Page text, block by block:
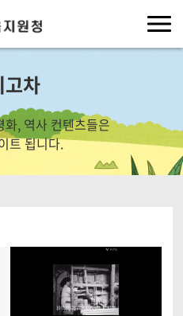
차
화, 역사 컨텐츠들은
트 됩니다.